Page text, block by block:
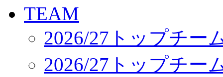
応援プロジェクト
TEAM
2026/27トップチー
2026/27トップチー